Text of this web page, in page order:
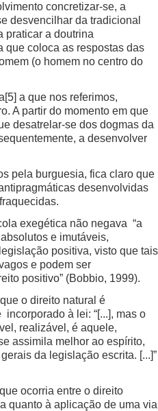
concretizar-se, a
desvencilhar da tradicional
praticar a doutrina
que coloca as respostas das
(o homem no centro do
[5] a que nos referimos,
A partir do momento em que
desatrelar-se dos dogmas da
a desenvolver
pela burguesia, fica claro que
desenvolvidas
exegética não negava “a
e imutáveis,
positiva, visto que tais
e podem ser
positivo” (Bobbio, 1999).
o direito natural é
à lei: “[...], mas o
realizável, é aquele,
assimila melhor ao espírito,
da legislação escrita. [...]”
ocorria entre o direito
quanto à aplicação de uma via